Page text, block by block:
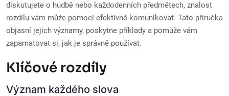
diskutujete o hudbě nebo každodenních předmětech, znalost
rozdílu vám může pomoci efektivně komunikovat. Tato příručka
objasní jejich významy, poskytne příklady a pomůže vám
zapamatovat si, jak je správně používat.
Klíčové rozdíly
Význam každého slova